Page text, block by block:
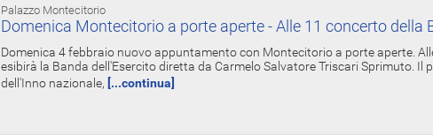
Palazzo Montecitorio
Domenica Montecitorio a porte aperte - Alle 11 concerto della
Domenica 4 febbraio nuovo appuntamento con Montecitorio a porte aperte.
esibirà la Banda dell'Esercito diretta da Carmelo Salvatore Triscari Sprimuto. Il
dell'Inno nazionale, [...continua]